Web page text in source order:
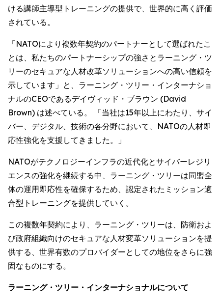
ける講師主導型トレーニングの提供で、世界的に高く評価
されている。
「NATOにより複数年契約のパートナーとして選ばれたこ
とは、私たちのパートナーシップの強さとラーニング・ツ
リーのセキュアな人材改革ソリューションへの高い信頼を
示しています」と、ラーニング・ツリー・インターナショ
ナルのCEOであるデイヴィッド・ブラウン (David
Brown) は述べている。 「当社は15年以上にわたり、サイ
バー、デジタル、技術の各分野において、NATOの人材即
応性強化を支援してきました。」
NATOがテクノロジーインフラの近代化とサイバーレジリ
エンスの強化を継続する中、ラーニング・ツリーは同盟全
体の運用即応性を確保するため、認定されたミッション適
合型トレーニングを提供していく。
この複数年契約により、ラーニング・ツリーは、防衛およ
び政府組織向けのセキュアな人材変革ソリューションを提
供する、世界有数のプロバイダーとしての地位をさらに強
固なものにする。
ラーニング・ツリー・インターナショナルについて